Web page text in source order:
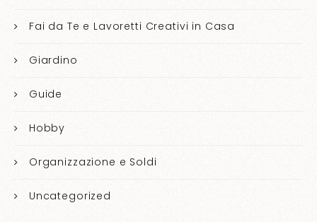
Fai da Te e Lavoretti Creativi in Casa
Giardino
Guide
Hobby
Organizzazione e Soldi
Uncategorized